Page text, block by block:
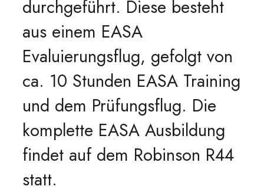
durchgeführt. Diese besteht
aus einem EASA
Evaluierungsflug, gefolgt von
ca. 10 Stunden EASA Training
und dem Prüfungsflug. Die
komplette EASA Ausbildung
findet auf dem Robinson R44
statt.